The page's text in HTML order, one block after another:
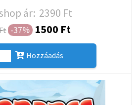
ár: 2390 Ft
-37% 1500 Ft
Hozzáadás